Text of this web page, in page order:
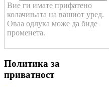
Вие ги имате прифатено
колачињата на вашиот уред.
Оваа одлука може да биде
променета.
Политика за
приватност